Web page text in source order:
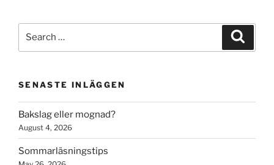
SENASTE INLÄGGEN
Bakslag eller mognad?
August 4, 2026
Sommarläsningstips